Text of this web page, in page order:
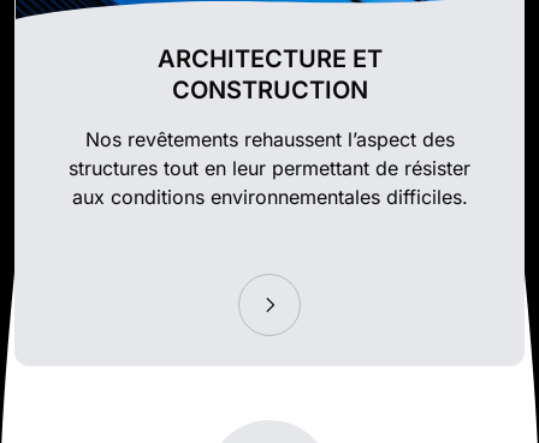
ARCHITECTURE ET
CONSTRUCTION
Nos revêtements rehaussent l’aspect des
structures tout en leur permettant de résister
aux conditions environnementales difficiles.